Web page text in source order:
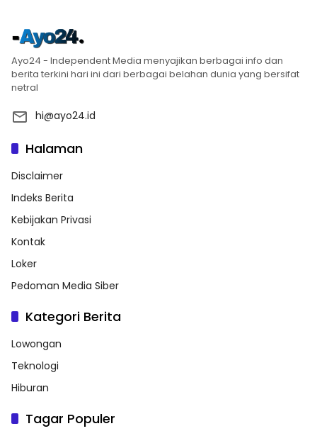
Ayo24 - Independent Media menyajikan berbagai info dan
berita terkini hari ini dari berbagai belahan dunia yang bersifat
netral
hi@ayo24.id
Halaman
Disclaimer
Indeks Berita
Kebijakan Privasi
Kontak
Loker
Pedoman Media Siber
Kategori Berita
Lowongan
Teknologi
Hiburan
Tagar Populer